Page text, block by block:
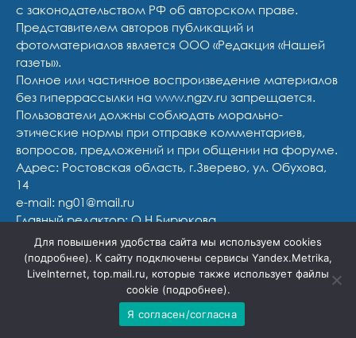
с законодательством РФ об авторском праве.
Представителем авторов публикаций и
фотоматериалов является ООО «Редакция «Нашей
газеты».
Полное или частичное воспроизведение материалов
без гиперрассылки на www.ngzv.ru запрещается.
Пользователи должны соблюдать морально-
этические нормы при отправке комментариев,
вопросов, предложений и при общении на форуме.
Адрес: Ростовская область, г.Зверево, ул. Обухова,
14
e-mail: ng01@mail.ru
Главный редактор: О.Н.Бирюкова
Учредитель: Общество с ограниченной
ответственностью «Редакция «Нашей газеты»
Для повышения удобства сайта мы используем cookies
(подробнее). К сайту подключены сервисы Yandex.Metrika,
LiveInternet, top.mail.ru, которые также использует файлы
cookie (подробнее).
Я согласен/согласна